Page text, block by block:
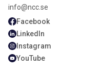
info@ncc.se
Facebook
LinkedIn
Instagram
YouTube